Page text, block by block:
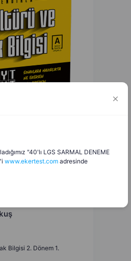
Bilgisi 2. Dönem 1.
"40'lı LGS SARMAL DENEME
www.ekertest.com adresinde